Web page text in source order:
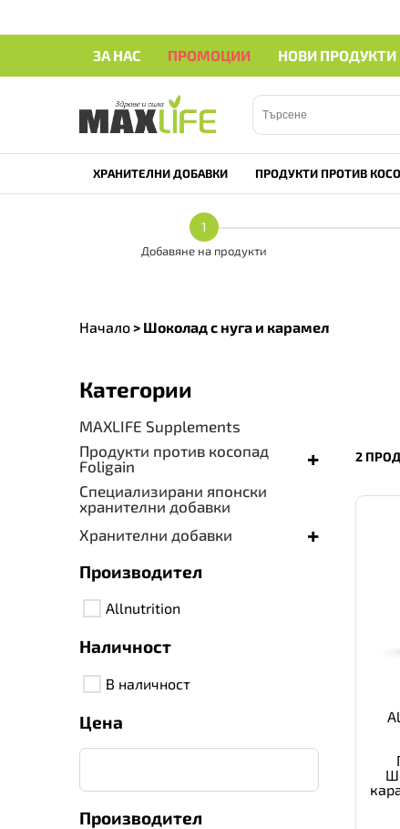
ЗА НАС ПРОМОЦИИ НОВИ ПРОДУКТИ
ХРАНИТЕЛНИ ДОБАВКИ ПРОДУКТИ ПРОТИВ
1
Добавяне на продукти
Начало > Шоколад с нуга и карамел
Категории
MAXLIFE Supplements
Продукти против косопад
Foligain
+
Специализирани японски
хранителни добавки
Хранителни добавки
+
Производител
Allnutrition
Наличност
В наличност
Цена
Производител
2